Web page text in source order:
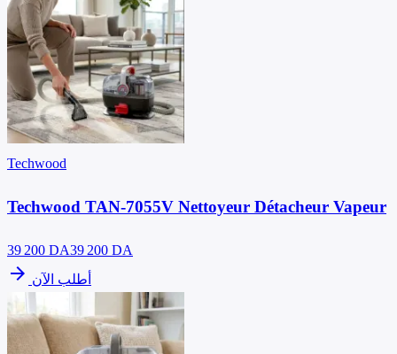
Techwood
Techwood TAN-7055V Nettoyeur Détacheur Vapeur
39 200 DA39 200 DA
arrow_forward أطلب الآن